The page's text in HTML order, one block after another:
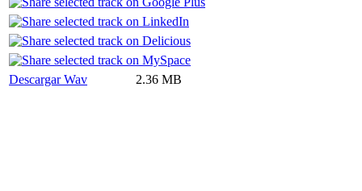
Descargar Wav 2.36 MB